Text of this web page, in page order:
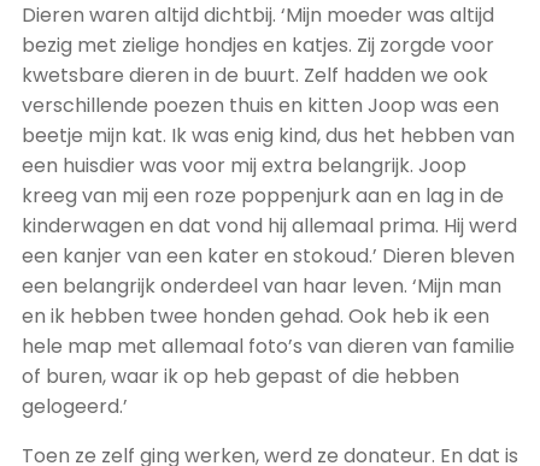
Dieren waren altijd dichtbij. ‘Mijn moeder was altijd
bezig met zielige hondjes en katjes. Zij zorgde voor
kwetsbare dieren in de buurt. Zelf hadden we ook
verschillende poezen thuis en kitten Joop was een
beetje mijn kat. Ik was enig kind, dus het hebben van
een huisdier was voor mij extra belangrijk. Joop
kreeg van mij een roze poppenjurk aan en lag in de
kinderwagen en dat vond hij allemaal prima. Hij werd
een kanjer van een kater en stokoud.’ Dieren bleven
een belangrijk onderdeel van haar leven. ‘Mijn man
en ik hebben twee honden gehad. Ook heb ik een
hele map met allemaal foto’s van dieren van familie
of buren, waar ik op heb gepast of die hebben
gelogeerd.’
Toen ze zelf ging werken, werd ze donateur. En dat is